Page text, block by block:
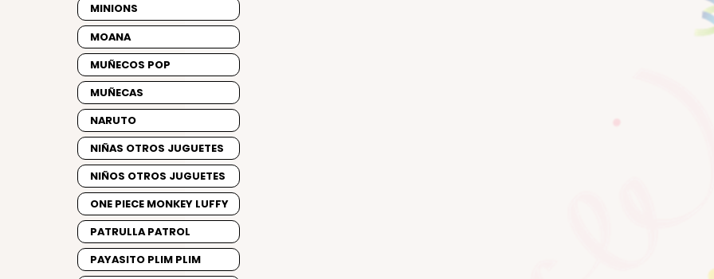
MINIONS
MOANA
MUÑECOS POP
MUÑECAS
NARUTO
NIÑAS OTROS JUGUETES
NIÑOS OTROS JUGUETES
ONE PIECE MONKEY LUFFY
PATRULLA PATROL
PAYASITO PLIM PLIM